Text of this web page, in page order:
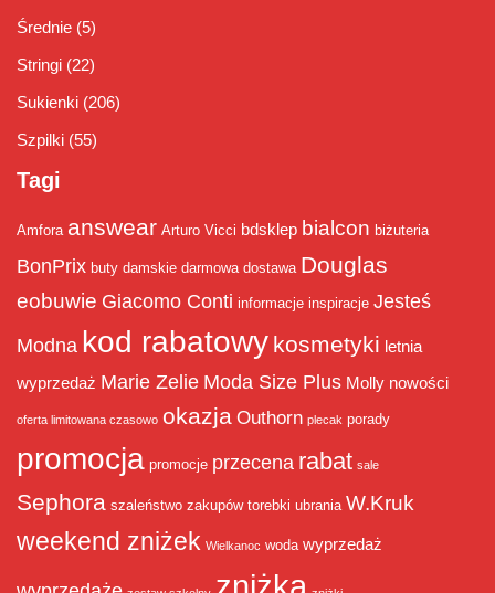
Średnie (5)
Stringi (22)
Sukienki (206)
Szpilki (55)
Tagi
Amfora answear Arturo Vicci bdsklep bialcon biżuteria
BonPrix buty damskie darmowa dostawa Douglas
eobuwie Giacomo Conti informacje inspiracje Jesteś
Modna kod rabatowy kosmetyki letnia
wyprzedaż Marie Zelie Moda Size Plus Molly nowości
oferta limitowana czasowo okazja Outhorn plecak porady
promocja promocje przecena rabat sale
Sephora szaleństwo zakupów torebki ubrania W.Kruk
weekend zniżek Wielkanoc woda wyprzedaż